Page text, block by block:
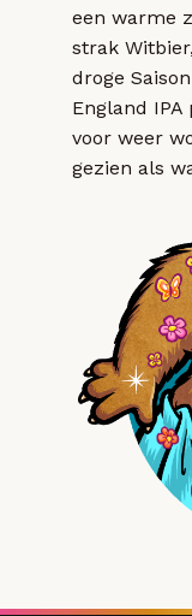
een warme
strak
droge
England
voor weer
gezien als